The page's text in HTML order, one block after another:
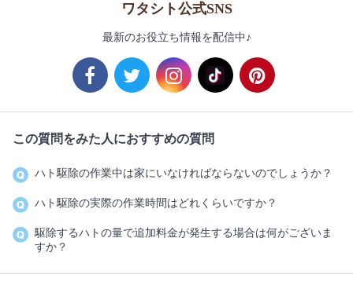
ワタシト公式SNS
最新のお役立ち情報を配信中♪
この質問をみた人におすすめの質問
ハト駆除の作業中は家にいなければならないのでしょうか？
ハト駆除の実際の作業時間はどれくらいですか？
駆除するハトの量で追加料金が発生する場合は何がございま
すか？